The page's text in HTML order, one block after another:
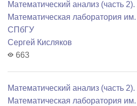
Математический анализ (часть
Математичеcкая лаборатория
СПбГУ
Сергей Кисляков
663
Математический анализ (часть
Математичеcкая лаборатория